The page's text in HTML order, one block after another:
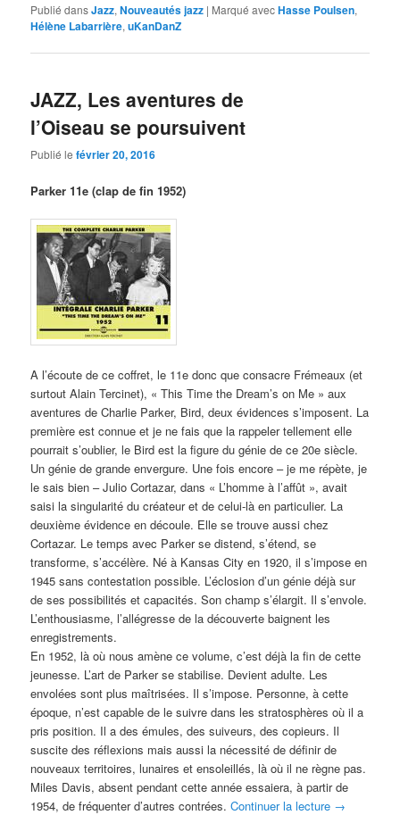
Publié dansJazz,Nouveautés jazz | Marqué avecHasse Poulsen,
Hélène Labarrière,uKanDanZ
JAZZ, Les aventures de
l’Oiseau se poursuivent
Publié lefévrier 20, 2016
Parker 11e (clap de fin 1952)
A l’écoute de ce coffret, le 11e donc que consacre Frémeaux (et
surtout Alain Tercinet), « This Time the Dream’s on Me » aux
aventures de Charlie Parker, Bird, deux évidences s’imposent. La
première est connue et je ne fais que la rappeler tellement elle
pourrait s’oublier, le Bird est la figure du génie de ce 20e siècle.
Un génie de grande envergure. Une fois encore – je me répète, je
le sais bien – Julio Cortazar, dans « L’homme à l’affût », avait
saisi la singularité du créateur et de celui-là en particulier. La
deuxième évidence en découle. Elle se trouve aussi chez
Cortazar. Le temps avec Parker se distend, s’étend, se
transforme, s’accélère. Né à Kansas City en 1920, il s’impose en
1945 sans contestation possible. L’éclosion d’un génie déjà sur
de ses possibilités et capacités. Son champ s’élargit. Il s’envole.
L’enthousiasme, l’allégresse de la découverte baignent les
enregistrements.
En 1952, là où nous amène ce volume, c’est déjà la fin de cette
jeunesse. L’art de Parker se stabilise. Devient adulte. Les
envolées sont plus maîtrisées. Il s’impose. Personne, à cette
époque, n’est capable de le suivre dans les stratosphères où il a
pris position. Il a des émules, des suiveurs, des copieurs. Il
suscite des réflexions mais aussi la nécessité de définir de
nouveaux territoires, lunaires et ensoleillés, là où il ne règne pas.
Miles Davis, absent pendant cette année essaiera, à partir de
1954, de fréquenter d’autres contrées.Continuer la lecture →